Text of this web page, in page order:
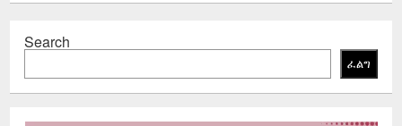
Search
ፈልግ